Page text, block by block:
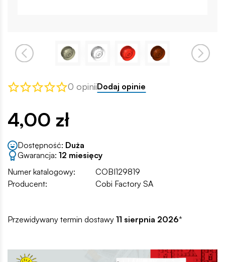
0 opiniiDodaj opinie
4,00 zł
Dostępność: Duża
Gwarancja: 12 miesięcy
Numer katalogowy:
COBI129819
Producent:
Cobi Factory SA
Przewidywany termin dostawy 11 sierpnia 2026*